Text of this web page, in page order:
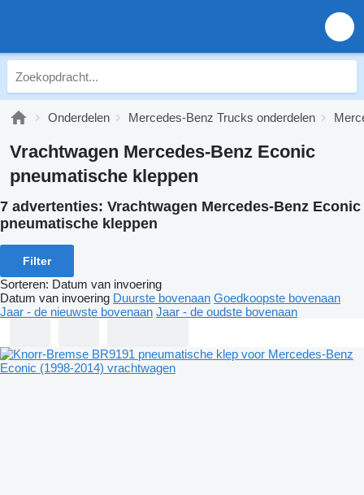
Onderdelen Mercedes-Benz Trucks onderdelen
Vrachtwagen Mercedes-Benz Econic
pneumatische kleppen
7 advertenties: Vrachtwagen Mercedes-Benz Econic
pneumatische kleppen
Filter
Sorteren: Datum van invoering
Datum van invoering Duurste bovenaan Goedkoopste bovenaan
Jaar - de nieuwste bovenaan Jaar - de oudste bovenaan